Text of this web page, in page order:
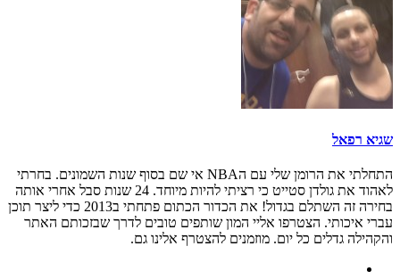
שגיא רפאל
התחלתי את הרומן שלי עם הNBA אי שם בסוף שנות השמונים. בחרתי
לאהוד את גולדן סטייט כי רציתי להיות מיוחד. 24 שנות סבל אחרי אותה
בחירה זה השתלם בגדול! את הכדור הכתום פתחתי ב2013 כדי ליצר תוכן
עברי איכותי. הצטרפו אליי המון שותפים טובים לדרך שבזכותם האתר
והקהילה גדלים כל יום. מוזמנים להצטרף אלינו גם.